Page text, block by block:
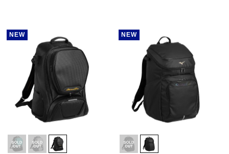
NEW NEW